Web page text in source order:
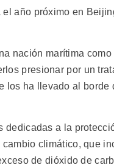
año próximo en
nación marítima como
presionar por un
los ha llevado al borde
dedicadas a la
climático, que
de dióxido de